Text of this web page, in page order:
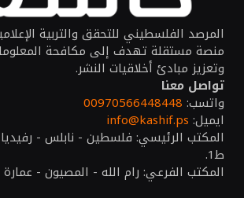
المرصد الفلسطيني للتحقق والتربية
منصة مستقلة تهدف إلى مكافحة
وتعزيز مبادئ أخلاقيات النشر.
تواصل معنا
واتسب: 00970566448448
ايميل: info@kashif.ps
المكتب الرئيسي: فلسطين - نابلس -
ط1.
المكتب الفرعي: رام الله - المصيون - عمارة